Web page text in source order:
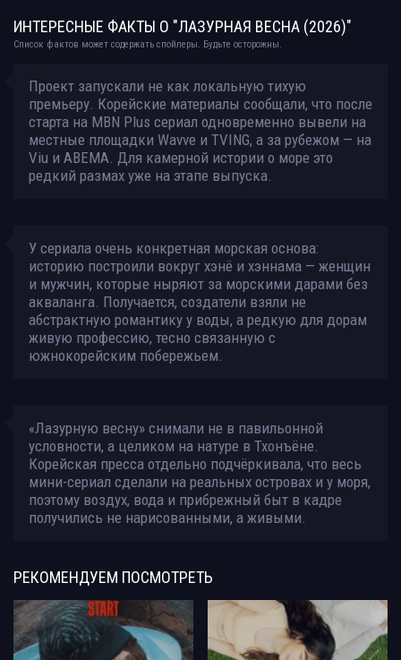
ИНТЕРЕСНЫЕ ФАКТЫ О "ЛАЗУРНАЯ ВЕСНА (2026)"
Список фактов может содержать спойлеры. Будьте осторожны.
Проект запускали не как локальную тихую
премьеру. Корейские материалы сообщали, что после
старта на MBN Plus сериал одновременно вывели на
местные площадки Wavve и TVING, а за рубежом — на
Viu и ABEMA. Для камерной истории о море это
редкий размах уже на этапе выпуска.
У сериала очень конкретная морская основа:
историю построили вокруг хэнё и хэннама — женщин
и мужчин, которые ныряют за морскими дарами без
акваланга. Получается, создатели взяли не
абстрактную романтику у воды, а редкую для дорам
живую профессию, тесно связанную с
южнокорейским побережьем.
«Лазурную весну» снимали не в павильонной
условности, а целиком на натуре в Тхонъёне.
Корейская пресса отдельно подчёркивала, что весь
мини-сериал сделали на реальных островах и у моря,
поэтому воздух, вода и прибрежный быт в кадре
получились не нарисованными, а живыми.
РЕКОМЕНДУЕМ ПОСМОТРЕТЬ